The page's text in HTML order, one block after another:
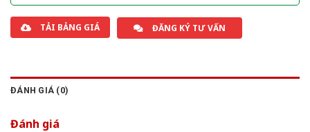
TẢI BẢNG GIÁ ĐĂNG KÝ TƯ VẤN
ĐÁNH GIÁ (0)
Đánh giá